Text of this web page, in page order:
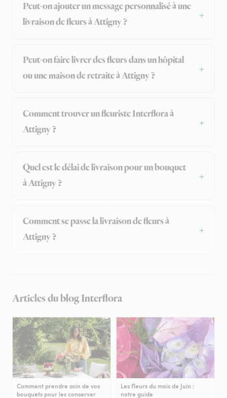
Peut-on ajouter un message personnalisé à une
livraison de fleurs à Attigny ?
Peut-on faire livrer des fleurs dans un hôpital
ou une maison de retraite à Attigny ?
Comment trouver un fleuriste Interflora à
Attigny ?
Quel est le délai de livraison pour un bouquet
à Attigny ?
Comment se passe la livraison de fleurs à
Attigny ?
Articles du blog Interflora
Comment prendre soin de vos
bouquets pour les conserver
Les fleurs du mois de Juin :
notre guide